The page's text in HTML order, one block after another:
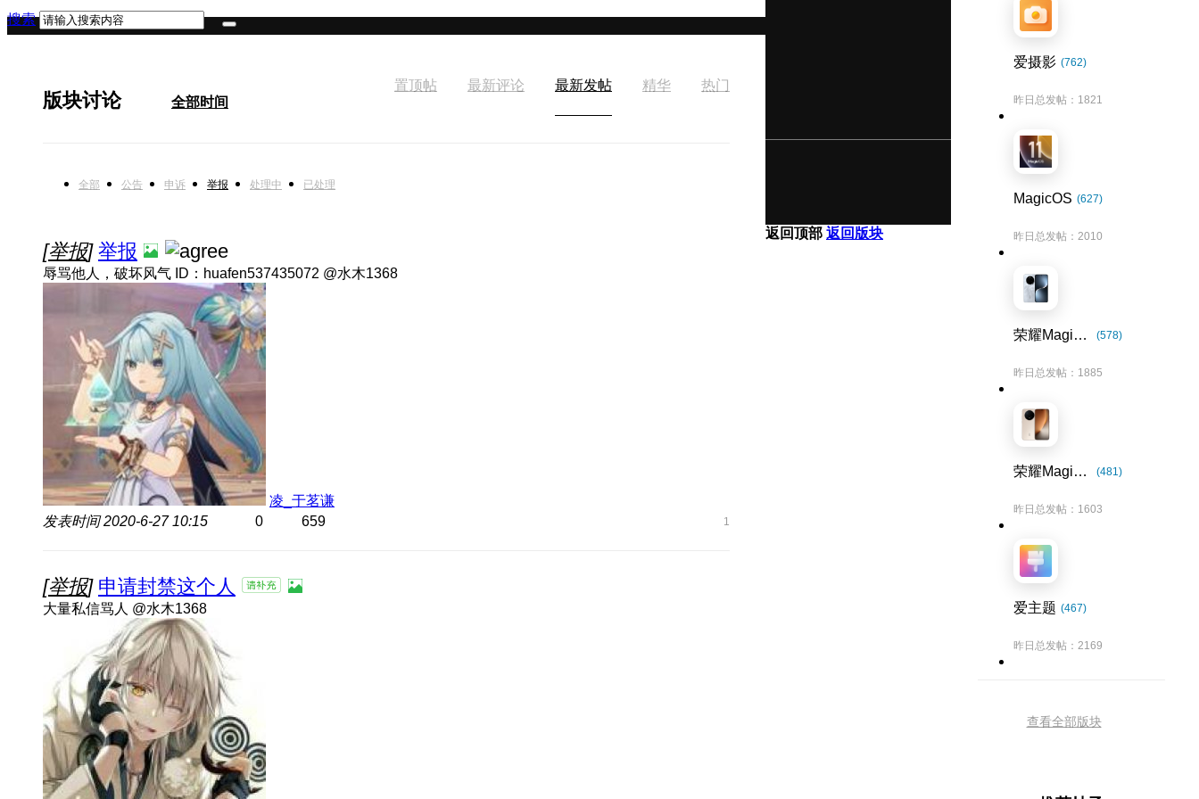
搜索
版块讨论 全部时间
置顶帖 最新评论 最新发帖 精华 热门
全部 公告 申诉 举报 处理中 已处理
[举报] 举报
辱骂他人，破坏风气 ID：huafen537435072 @水木1368
凌_于茗谦
发表时间2020-6-27 10:15 0 659 1
[举报] 申请封禁这个人
大量私信骂人 @水木1368
爱摄影 (762)
昨日总发帖：1821
MagicOS (627)
昨日总发帖：2010
荣耀Magic7系列 (578)
昨日总发帖：1885
荣耀Magic8系列 (481)
昨日总发帖：1603
爱主题 (467)
昨日总发帖：2169
查看全部版块
返回顶部 返回版块